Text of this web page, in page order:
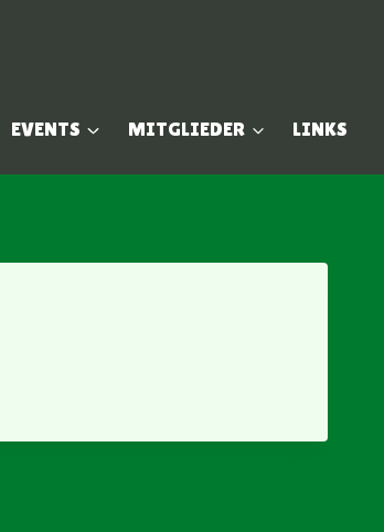
EVENTS MITGLIEDER LINKS